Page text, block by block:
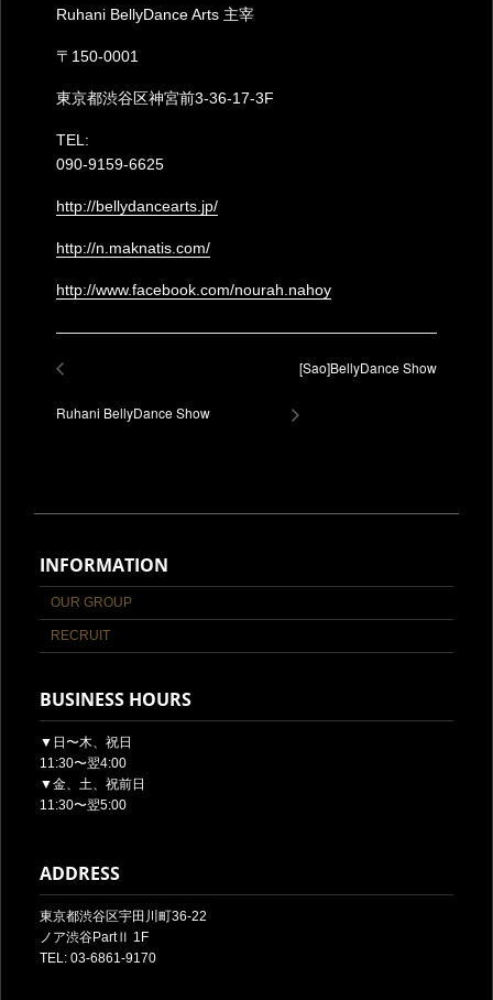
Ruhani BellyDance Arts 主宰
〒150-0001
東京都渋谷区神宮前3-36-17-3F
TEL:
090-9159-6625
http://bellydancearts.jp/
http://n.maknatis.com/
http://www.facebook.com/nourah.nahoy
Ruhani BellyDance Show
[Sao]BellyDance Show
INFORMATION
OUR GROUP
RECRUIT
BUSINESS HOURS
▼日〜木、祝日
11:30〜翌4:00
▼金、土、祝前日
11:30〜翌5:00
ADDRESS
東京都渋谷区宇田川町36-22
ノア渋谷PartⅡ 1F
TEL: 03-6861-9170